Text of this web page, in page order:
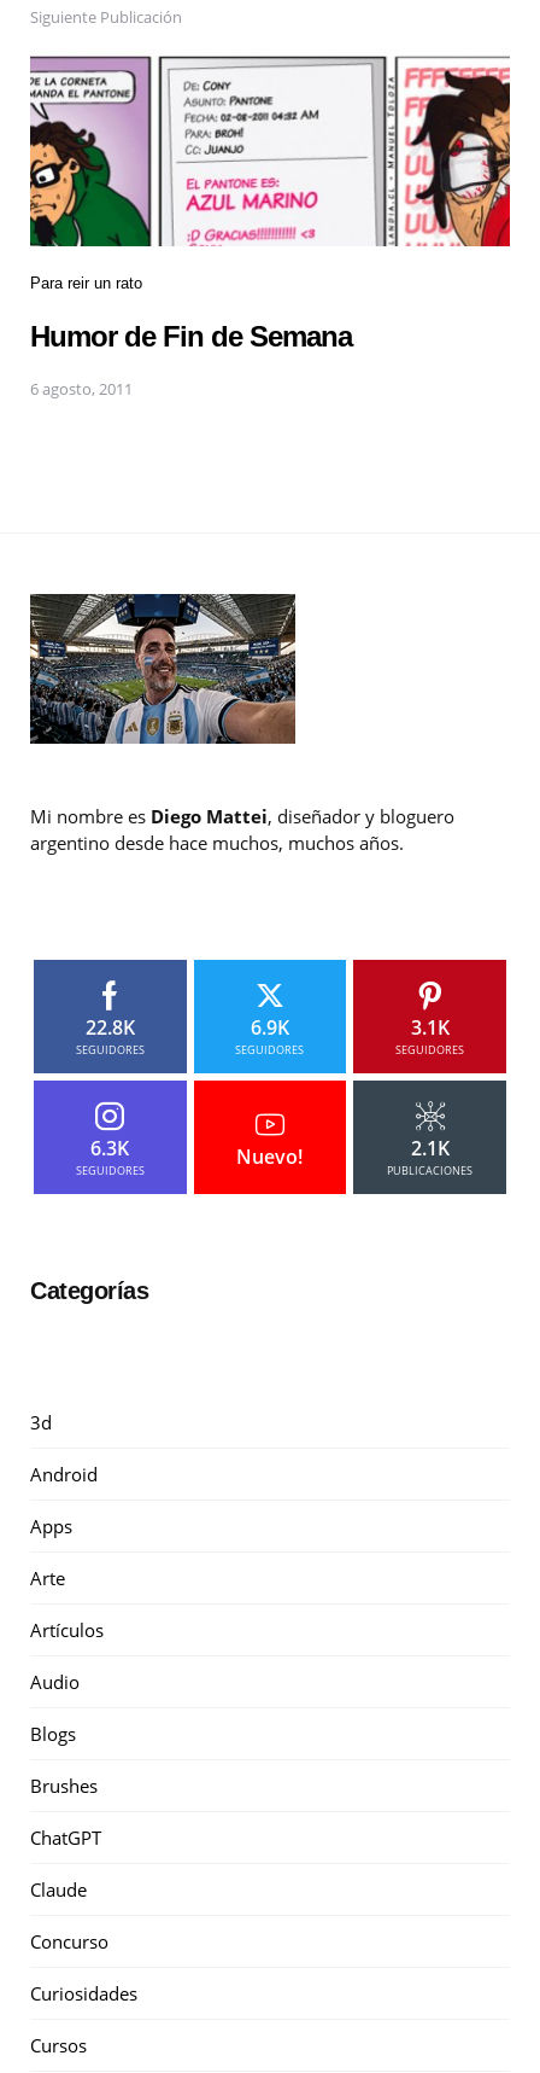
Siguiente Publicación
Para reir un rato
Humor de Fin de Semana
6 agosto, 2011
Mi nombre es Diego Mattei, diseñador y bloguero
argentino desde hace muchos, muchos años.
22.8K
SEGUIDORES
6.9K
SEGUIDORES
3.1K
SEGUIDORES
6.3K
SEGUIDORES
Nuevo! 2.1K
PUBLICACIONES
Categorías
3d
Android
Apps
Arte
Artículos
Audio
Blogs
Brushes
ChatGPT
Claude
Concurso
Curiosidades
Cursos